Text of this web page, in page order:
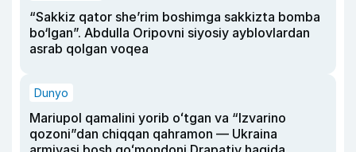
“Sakkiz qator she’rim boshimga sakkizta bomba
bo‘lgan”. Abdulla Oripovni siyosiy ayblovlardan
asrab qolgan voqea
Dunyo
Mariupol qamalini yorib oʻtgan va “Izvarino
qozoni”dan chiqqan qahramon — Ukraina